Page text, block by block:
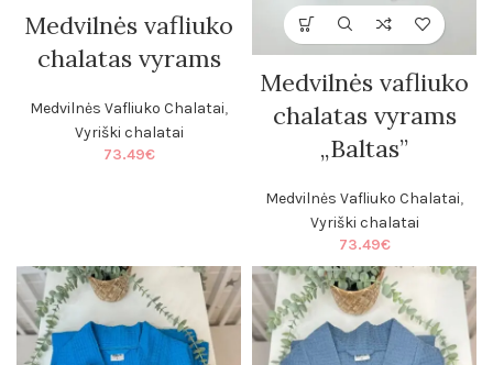
Medvilnės vafliuko
chalatas vyrams
Medvilnės Vafliuko Chalatai,
Vyriški chalatai
73.49€
Medvilnės vafliuko
chalatas vyrams
„Baltas”
Medvilnės Vafliuko Chalatai,
Vyriški chalatai
73.49€